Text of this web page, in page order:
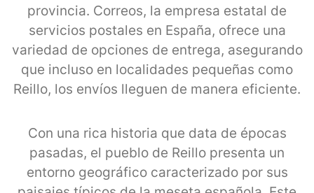
provincia. Correos, la empresa estatal de
servicios postales en España, ofrece una
variedad de opciones de entrega, asegurando
que incluso en localidades pequeñas como
Reillo, los envíos lleguen de manera eficiente.
Con una rica historia que data de épocas
pasadas, el pueblo de Reillo presenta un
entorno geográfico caracterizado por sus